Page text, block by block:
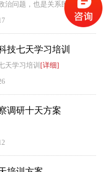
治问题，也是关系民生的重
国南北气候的分界线和重要
技七天学习培训
天学习培训 [详细]
调研十天方案